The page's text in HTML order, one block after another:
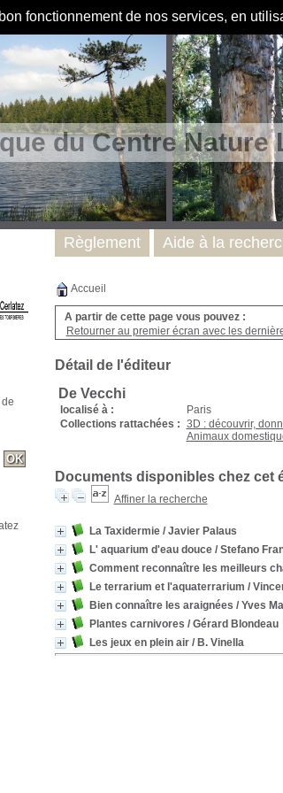
fonctionnement de nos services, en
du Centre Nature
Accueil
A partir de cette page vous pouvez :
Retourner au premier écran avec les
Détail de l'éditeur
De Vecchi
localisé à :
Paris
Collections rattachées : 3D : découvrir,
Animaux
Documents disponibles chez cet
Affiner la recherche
La Taxidermie/ Javier Palaus
L' aquarium d'eau douce/ Stefano
Comment reconnaître les meilleurs
Le terrarium et l'aquaterrarium /
Bien connaître les araignées / Yves
Plantes carnivores / Gérard Blondeau
Les jeux en plein air/ B. Vinella
Règlement Aide à la